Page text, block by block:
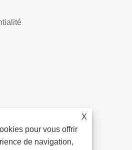
X
pour vous offrir
de navigation,